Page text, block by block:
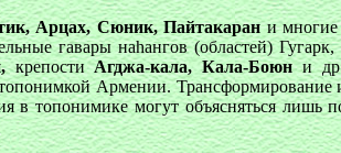
Арцах, Сюник, Пайтакарани многие
гавары наhангов (областей)
крепостиАгджа-кала, Кала-Боюни др.,
Армении.
топонимике могут объясняться лишь